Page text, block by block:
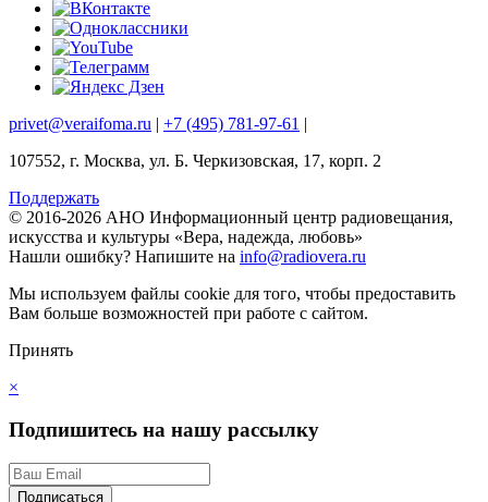
privet@veraifoma.ru +7 (495) 781-97-61
107552, г. Москва, ул. Б. Черкизовская, 17, корп. 2
Поддержать
© 2016-2026 АНО Информационный центр радиовещания,
искусства и культуры «Вера, надежда, любовь»
Нашли ошибку? Напишите на info@radiovera.ru
Мы используем файлы cookie для того, чтобы предоставить
Вам больше возможностей при работе с сайтом.
Принять
×
Подпишитесь на нашу рассылку